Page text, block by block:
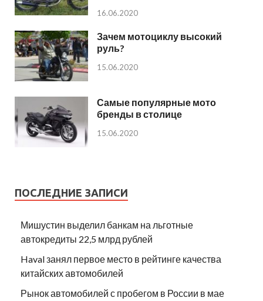
16.06.2020
Зачем мотоциклу высокий
руль?
15.06.2020
Самые популярные мото
бренды в столице
15.06.2020
ПОСЛЕДНИЕ ЗАПИСИ
Мишустин выделил банкам на льготные
автокредиты 22,5 млрд рублей
Haval занял первое место в рейтинге качества
китайских автомобилей
Рынок автомобилей с пробегом в России в мае